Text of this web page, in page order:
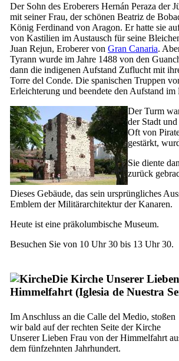
Der Sohn des Eroberers Hernán Peraza der
mit seiner Frau, der schönen Beatriz de
König Ferdinand von Aragon. Er hatte sie
von Kastilien im Austausch für seine
Juan Rejun, Eroberer von Gran Canaria.
Tyrann wurde im Jahre 1488 von den
dann die indigenen Aufstand Zuflucht mit
Torre del Conde. Die spanischen Truppen
Erleichterung und beendete den Aufstand im
Der Turm
der Stadt
Oft von
gestärkt,
Sie diente
zurück
Dieses Gebäude, das sein ursprüngliches
Emblem der Militärarchitektur der Kanaren.
Heute ist eine präkolumbische Museum.
Besuchen Sie von 10 Uhr 30 bis 13 Uhr 30.
Die Kirche Unserer
Himmelfahrt (Iglesia de Nuestra
Im Anschluss an die Calle del Medio, stoßen
wir bald auf der rechten Seite der Kirche
Unserer Lieben Frau von der Himmelfahrt
dem fünfzehnten Jahrhundert.